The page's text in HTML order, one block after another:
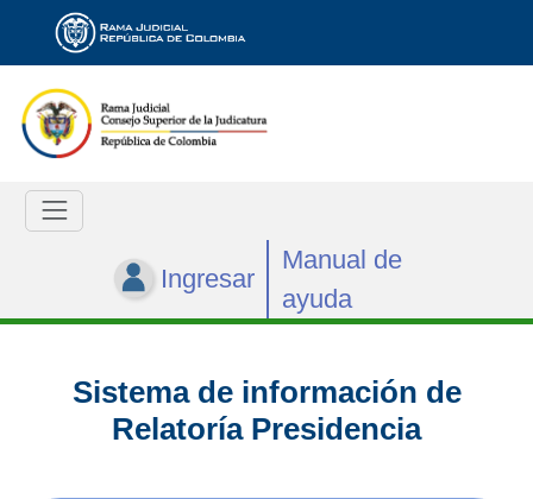
Ingresar
Manual de
ayuda
Sistema de información de
Relatoría Presidencia